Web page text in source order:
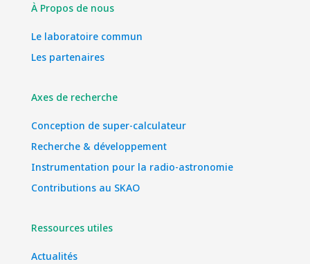
À Propos de nous
Le laboratoire commun
Les partenaires
Axes de recherche
Conception de super-calculateur
Recherche & développement
Instrumentation pour la radio-astronomie
Contributions au SKAO
Ressources utiles
Actualités